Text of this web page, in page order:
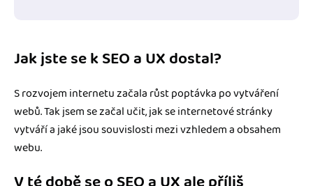
Jak jste se k SEO a UX dostal?
S rozvojem internetu začala růst poptávka po vytváření
webů. Tak jsem se začal učit, jak se internetové stránky
vytváří a jaké jsou souvislosti mezi vzhledem a obsahem
webu.